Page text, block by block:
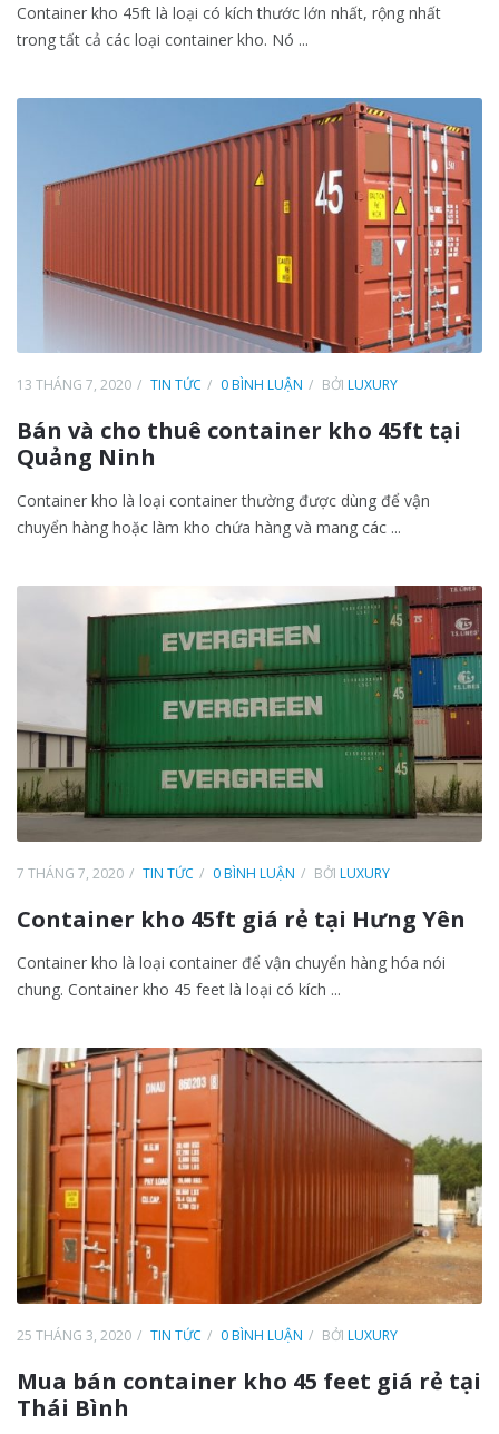
Container kho 45ft là loại có kích thước lớn nhất, rộng nhất
trong tất cả các loại container kho. Nó ...
13 THÁNG 7, 2020 TIN TỨC 0 BÌNH LUẬN BỞI LUXURY
Bán và cho thuê container kho 45ft tại
Quảng Ninh
Container kho là loại container thường được dùng để vận
chuyển hàng hoặc làm kho chứa hàng và mang các ...
7 THÁNG 7, 2020 TIN TỨC 0 BÌNH LUẬN BỞI LUXURY
Container kho 45ft giá rẻ tại Hưng Yên
Container kho là loại container để vận chuyển hàng hóa nói
chung. Container kho 45 feet là loại có kích ...
25 THÁNG 3, 2020 TIN TỨC 0 BÌNH LUẬN BỞI LUXURY
Mua bán container kho 45 feet giá rẻ tại
Thái Bình